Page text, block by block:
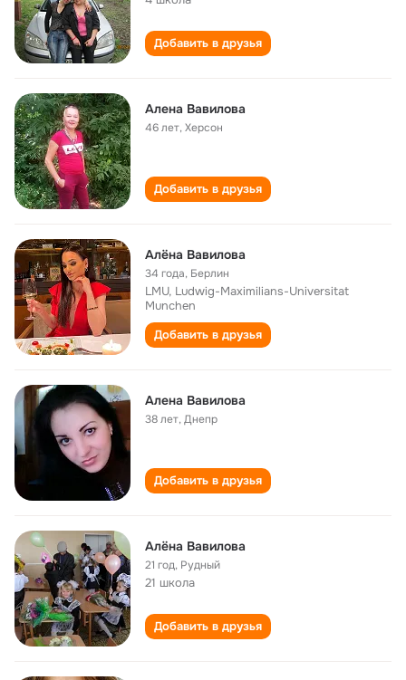
Добавить в друзья
Алена Вавилова
46 лет,Херсон
Добавить в друзья
Алёна Вавилова
34 года, Берлин
LMU, Ludwig-Maximilians-Universitat
Munchen
Добавить в друзья
Алена Вавилова
38 лет,Днепр
Добавить в друзья
Алёна Вавилова
21 год, Рудный
21 школа
Добавить в друзья